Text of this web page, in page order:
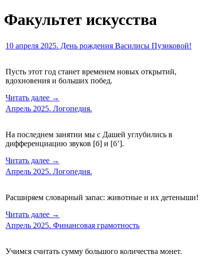
Факультет искусства
10 апреля 2025. День рождения Василисы Пузиковой!
Пусть этот год станет временем новых открытий,
вдохновения и больших побед.
Читать далее →
Апрель 2025. Логопедия.
На последнем занятии мы с Дашей углубились в
дифференциацию звуков [б] и [б’].
Читать далее →
Апрель 2025. Логопедия.
Расширяем словарный запас: животные и их детеныши!
Читать далее →
Апрель 2025. Финансовая грамотность
Учимся считать сумму большого количества монет.